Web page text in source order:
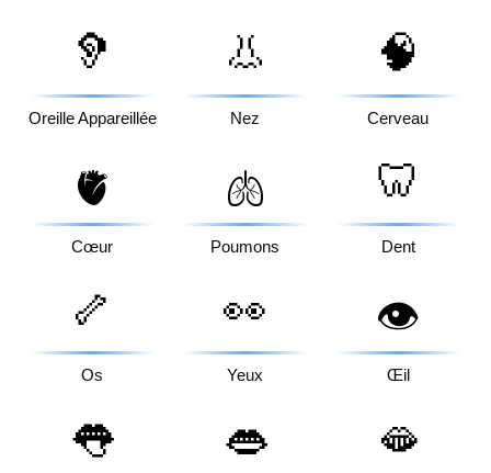
🦻
Oreille Appareillée
👃
Nez
🧠
Cerveau
🫀
Cœur
🫁
Poumons
🦷
Dent
🦴
Os
👀
Yeux
👁️
Œil
👅 👄 🫦